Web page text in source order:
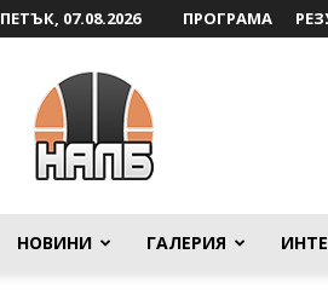
ПЕТЪК, 07.08.2026 ПРОГРАМА
НОВИНИ ГАЛЕРИЯ